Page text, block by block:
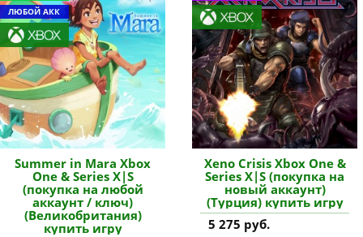
ЛЮБОЙ АКК
Summer in Mara Xbox
One & Series X|S
(покупка на любой
аккаунт / ключ)
(Великобритания)
купить игру
Xeno Crisis Xbox One &
Series X|S (покупка на
новый аккаунт)
(Турция) купить игру
5 275 руб.